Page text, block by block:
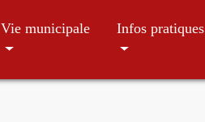
Vie municipale Infos pratiques